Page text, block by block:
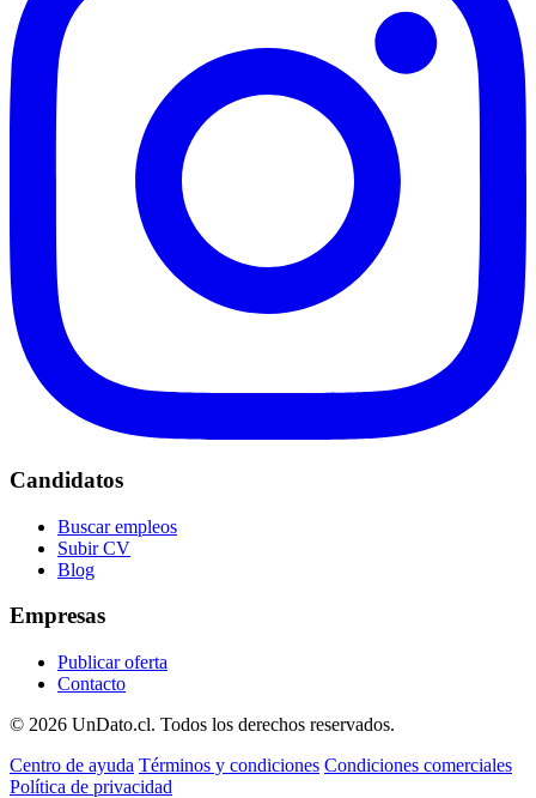
Candidatos
Buscar empleos
Subir CV
Blog
Empresas
Publicar oferta
Contacto
© 2026 UnDato.cl. Todos los derechos reservados.
Centro de ayuda Términos y condiciones Condiciones comerciales
Política de privacidad